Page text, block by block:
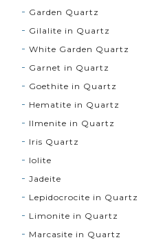
Garden Quartz
Gilalite in Quartz
White Garden Quartz
Garnet in Quartz
Goethite in Quartz
Hematite in Quartz
Ilmenite in Quartz
Iris Quartz
Iolite
Jadeite
Lepidocrocite in Quartz
Limonite in Quartz
Marcasite in Quartz